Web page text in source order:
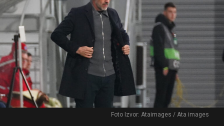
Foto Izvor: Ataimages / Ata images